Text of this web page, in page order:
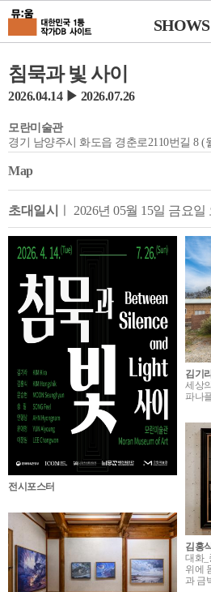
SHOWS
침묵과 빛 사이
2026.04.14 ▶ 2026.07.26
모란미술관
경기 남양주시 화도읍 경춘로2110번길 8 (
Map
초대일시 ㅣ 2026년 05월 15일 금요일
전시포스터
김기
세상
파나
김홍식
대화_
위에
과 금